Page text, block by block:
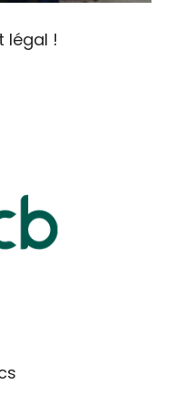
légal !